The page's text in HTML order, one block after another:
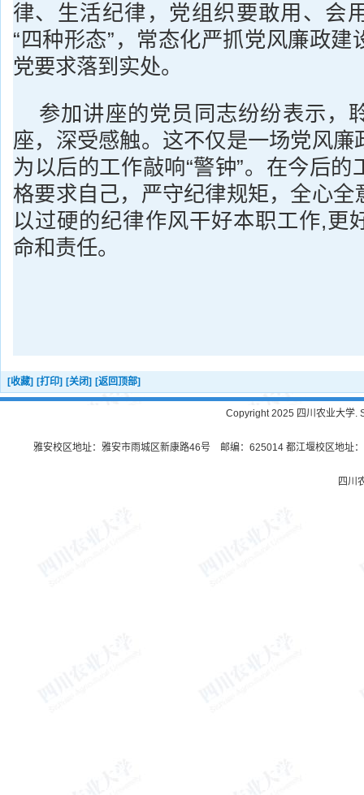
律、生活纪律，党组织要敢用、会
“四种形态”，常态化严抓党风廉政建
党要求落到实处。
参加讲座的党员同志纷纷表示，
座，深受感触。这不仅是一场党风廉
为以后的工作敲响“警钟”。在今后的
格要求自己，严守纪律规矩，全心全
以过硬的纪律作风干好本职工作,更
命和责任。
[收藏] [打印] [关闭] [返回顶部]
Copyright 2025 四川农业大学.
雅安校区地址：雅安市雨城区新康路46号 邮编：625014 都江堰校区地址
四川